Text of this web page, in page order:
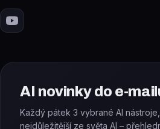
AI novinky do e-
Každý pátek 3 vybrané AI
nejdůležitější ze světa AI –